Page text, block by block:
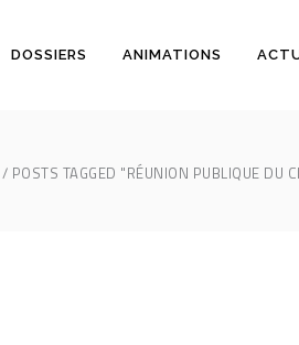
DOSSIERS ANIMATIONS
POSTS TAGGED "RÉUNION PUBLIQUE DU